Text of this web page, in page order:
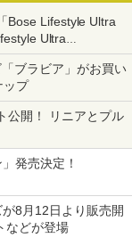
Bose Lifestyle Ultra
Ultra
ブラビア」がお買い
プ
公開！ リニアとプル
発売決定！
8月12日より販売開
などが登場